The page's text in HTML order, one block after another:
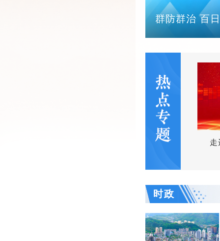
群防群治 百
全力创建国家级旅游度假区 走
时政